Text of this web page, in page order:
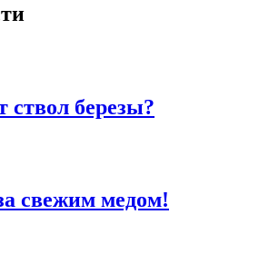
ствол березы?
свежим медом!